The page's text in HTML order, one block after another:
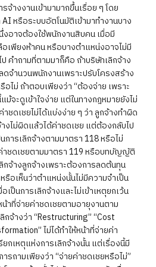
จ้างงานเข้ามามากขึ้นเรื่อย ๆ โดย
หรือระบบอัตโนมัติเข้ามาทำงานบาง
อาจต้องใช้พนักงานสิบคน เมื่อมี
อเพียงห้าคน หรือบางตำแหน่งอาจไม่มี
คำถามที่ตามมาก็คือ ถ้าบริษัทเลิกจ้าง
ดจำนวนพนักงานเพราะปรับโครงสร้าง
ไม่ ถ้าตอบเพียงว่า “ต้องจ่าย เพราะ
จะดูเข้าใจง่าย แต่ในทางกฎหมายยังไม่
ชดเชยไม่ได้แบ่งง่าย ๆ ว่า ลูกจ้างทำผิด
งไม่ผิดแล้วได้ค่าชดเชย แต่ต้องกลับไป
ารเลิกจ้างตามมาตรา 118 หรือไม่
าชดเชยตามมาตรา 119 หรือบทบัญญัติ
กจ้างลูกจ้างเพราะต้องการลดต้นทุน
อเห็นว่าตำแหน่งนั้นไม่มีความจำเป็น
ป็นการเลิกจ้างและไม่เข้าเหตุยกเว้น
าที่จ่ายค่าชดเชยตามอายุงานตาม
กจ้างว่า “Restructuring” “Cost
ไม่ได้ทำให้หน้าที่จ่ายค่า
ยกเหตุแห่งการเลิกจ้างนั้น แต่เรื่องนี้มี
รถามเพียงว่า “จ่ายค่าชดเชยหรือไม่”